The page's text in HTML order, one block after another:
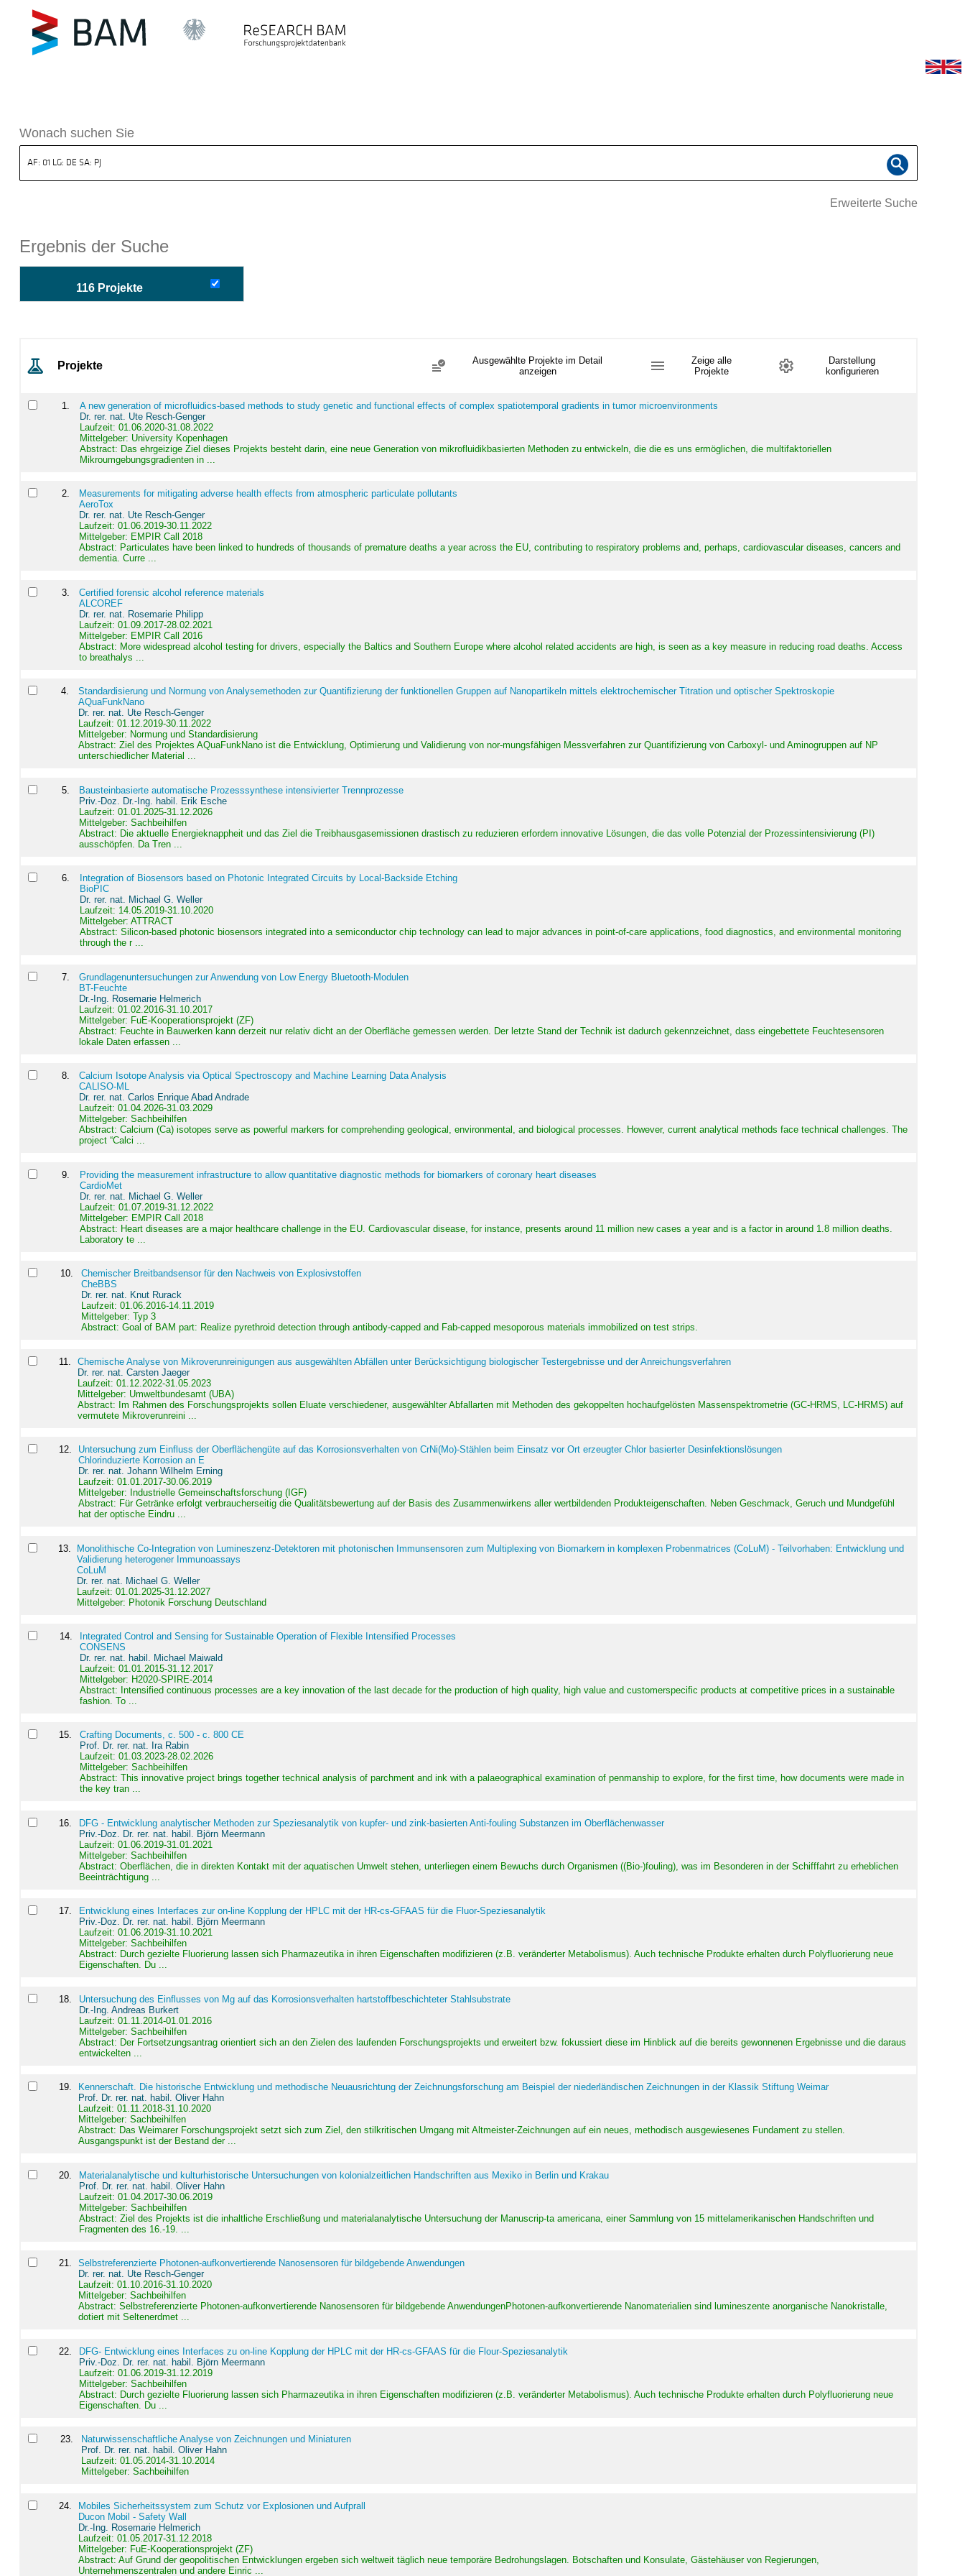
ReSEARCH BAM
Wonach suchen Sie
Erweiterte Suche
Ergebnis der Suche
116 Projekte
Projekte
Ausgewählte Projekte im Detail
anzeigen
Zeige alle
Projekte
Darstellung
konfigurieren
1
A new generation of microfluidics-based methods to study genetic and functional effects of complex spatiotemporal gradients in tumor microenvironments
Dr. rer. nat. Ute Resch-Genger
Laufzeit: 01.06.2020-31.08.2022
Mittelgeber: University Kopenhagen
Abstract: Das ehrgeizige Ziel dieses Projekts besteht darin, eine neue Generation von mikrofluidikbasierten Methoden zu entwickeln, die die es uns ermöglichen, die multifaktoriellen
Mikroumgebungsgradienten in ...
2.
Measurements for mitigating adverse health effects from atmospheric particulate pollutants
AeroTox
Dr. rer. nat. Ute Resch-Genger
Laufzeit: 01.06.2019-30.11.2022
Mittelgeber: EMPIR Call 2018
Abstract: Particulates have been linked to hundreds of thousands of premature deaths a year across the EU, contributing to respiratory problems and, perhaps, cardiovascular diseases, cancers and
dementia. Curre ...
3.
Certified forensic alcohol reference materials
ALCOREF
Dr. rer. nat. Rosemarie Philipp
Laufzeit: 01.09.2017-28.02.2021
Mittelgeber: EMPIR Call 2016
Abstract: More widespread alcohol testing for drivers, especially the Baltics and Southern Europe where alcohol related accidents are high, is seen as a key measure in reducing road deaths. Access
to breathalys ...
4.
Standardisierung und Normung von Analysemethoden zur Quantifizierung der funktionellen Gruppen auf Nanopartikeln mittels elektrochemischer Titration und optischer Spektroskopie
AQuaFunkNano
Dr. rer. nat. Ute Resch-Genger
Laufzeit: 01.12.2019-30.11.2022
Mittelgeber: Normung und Standardisierung
Abstract:Ziel des Projektes AQuaFunkNano ist die Entwicklung, Optimierung und Validierung von nor-mungsfähigen Messverfahren zur Quantifizierung von Carboxyl- und Aminogruppen auf NP
unterschiedlicher Material ...
5.
Bausteinbasierte automatische Prozesssynthese intensivierter Trennprozesse
Priv.-Doz. Dr.-Ing. habil. Erik Esche
Laufzeit: 01.01.2025-31.12.2026
Mittelgeber: Sachbeihilfen
Abstract: Die aktuelle Energieknappheit und das Ziel die Treibhausgasemissionen drastisch zu reduzieren erfordern innovative Lösungen, die das volle Potenzial der Prozessintensivierung (PI)
ausschöpfen. Da Tren ...
6.
Integration of Biosensors based on Photonic Integrated Circuits by Local-Backside Etching
BioPIC
Dr. rer. nat. Michael G. Weller
Laufzeit: 14.05.2019-31.10.2020
Mittelgeber: ATTRACT
Abstract: Silicon-based photonic biosensors integrated into a semiconductor chip technology can lead to major advances in point-of-care applications, food diagnostics, and environmental monitoring
through the r ...
7.
Grundlagenuntersuchungen zur Anwendung von Low Energy Bluetooth-Modulen
BT-Feuchte
Dr.-Ing. Rosemarie Helmerich
Laufzeit: 01.02.2016-31.10.2017
Mittelgeber: FuE-Kooperationsprojekt (ZF)
Abstract: Feuchte in Bauwerken kann derzeit nur relativ dicht an der Oberfläche gemessen werden. Der letzte Stand der Technik ist dadurch gekennzeichnet, dass eingebettete Feuchtesensoren
lokale Daten erfassen ...
8.
Calcium Isotope Analysis via Optical Spectroscopy and Machine Learning Data Analysis
CALISO-ML
Dr. rer. nat. Carlos Enrique Abad Andrade
Laufzeit: 01.04.2026-31.03.2029
Mittelgeber: Sachbeihilfen
Abstract:Calcium (Ca) isotopes serve as powerful markers for comprehending geological, environmental, and biological processes. However, current analytical methods face technical challenges. The
project “Calci ...
9
Providing the measurement infrastructure to allow quantitative diagnostic methods for biomarkers of coronary heart diseases
CardioMet
Dr. rer. nat. Michael G. Weller
Laufzeit: 01.07.2019-31.12.2022
Mittelgeber: EMPIR Call 2018
Abstract: Heart diseases are a major healthcare challenge in the EU. Cardiovascular disease, for instance, presents around 11 million new cases a year and is a factor in around 1.8 million deaths.
Laboratory te ...
10.
Chemischer Breitbandsensor für den Nachweis von Explosivstoffen
CheBBS
Dr. rer. nat. Knut Rurack
Laufzeit: 01.06.2016-14.11.2019
Mittelgeber: Typ 3
Abstract:Goal of BAM part: Realize pyrethroid detection through antibody-capped and Fab-capped mesoporous materials immobilized on test strips.
11
Chemische Analyse von Mikroverunreinigungen aus ausgewählten Abfällen unter Berücksichtigung biologischer Testergebnisse und der Anreichungsverfahren
Dr. rer. nat. Carsten Jaeger
Laufzeit: 01.12.2022-31.05.2023
Mittelgeber: Umweltbundesamt (UBA)
Abstract: Im Rahmen des Forschungsprojekts sollen Eluate verschiedener, ausgewählter Abfallarten mit Methoden des gekoppelten hochaufgelösten Massenspektrometrie (GC-HRMS, LC-HRMS) auf
vermutete Mikroverunreini ...
12.
Untersuchung zum Einfluss der Oberflächengüte auf das Korrosionsverhalten von CrNi(Mo)-Stählen beim Einsatz vor Ort erzeugter Chlor basierter Desinfektionslösungen
Chlorinduzierte Korrosion an E
Dr. rer. nat. Johann Wilhelm Erning
Laufzeit: 01.01.2017-30.06.2019
Mittelgeber: Industrielle Gemeinschaftsforschung (IGF)
Abstract: Für Getränke erfolgt verbraucherseitig die Qualitätsbewertung auf der Basis des Zusammenwirkens aller wertbildenden Produkteigenschaften. Neben Geschmack, Geruch und Mundgefühl
hat der optische Eindru ...
13.
Monolithische Co-Integration von Lumineszenz-Detektoren mit photonischen Immunsensoren zum Multiplexing von Biomarkern in komplexen Probenmatrices (CoLuM) - Teilvorhaben: Entwicklung und
Validierung heterogener Immunoassays
CoLuM
Dr. rer. nat. Michael G. Weller
Laufzeit: 01.01.2025-31.12.2027
Mittelgeber: Photonik Forschung Deutschland
14.
Integrated Control and Sensing for Sustainable Operation of Flexible Intensified Processes
CONSENS
Dr. rer. nat. habil. Michael Maiwald
Laufzeit: 01.01.2015-31.12.2017
Mittelgeber: H2020-SPIRE-2014
Abstract: Intensified continuous processes are a key innovation of the last decade for the production of high quality, high value and customerspecific products at competitive prices in a sustainable
fashion. To ...
15.
Crafting Documents, c. 500 - c. 800 CE
Prof. Dr. rer. nat. Ira Rabin
Laufzeit: 01.03.2023-28.02.2026
Mittelgeber: Sachbeihilfen
Abstract: This innovative project brings together technical analysis of parchment and ink with a palaeographical examination of penmanship to explore, for the first time, how documents were made in
the key tran ...
16
DFG - Entwicklung analytischer Methoden zur Speziesanalytik von kupfer- und zink-basierten Anti-fouling Substanzen im Oberflächenwasser
Priv.-Doz. Dr. rer. nat. habil. Björn Meermann
Laufzeit: 01.06.2019-31.01.2021
Mittelgeber: Sachbeihilfen
Abstract:Oberflächen, die in direkten Kontakt mit der aquatischen Umwelt stehen, unterliegen einem Bewuchs durch Organismen ((Bio-)fouling), was im Besonderen in der Schifffahrt zu erheblichen
Beeinträchtigung ...
17.
Entwicklung eines Interfaces zur on-line Kopplung der HPLC mit der HR-cs-GFAAS für die Fluor-Speziesanalytik
Priv.-Doz. Dr. rer. nat. habil. Björn Meermann
Laufzeit: 01.06.2019-31.10.2021
Mittelgeber: Sachbeihilfen
Abstract: Durch gezielte Fluorierung lassen sich Pharmazeutika in ihren Eigenschaften modifizieren (z.B. veränderter Metabolismus). Auch technische Produkte erhalten durch Polyfluorierung neue
Eigenschaften. Du ...
18
Untersuchung des Einflusses von Mg auf das Korrosionsverhalten hartstoffbeschichteter Stahlsubstrate
Dr.-Ing. Andreas Burkert
Laufzeit: 01.11.2014-01.01.2016
Mittelgeber: Sachbeihilfen
Abstract: Der Fortsetzungsantrag orientiert sich an den Zielen des laufenden Forschungsprojekts und erweitert bzw. fokussiert diese im Hinblick auf die bereits gewonnenen Ergebnisse und die daraus
entwickelten ...
19.
Kennerschaft. Die historische Entwicklung und methodische Neuausrichtung der Zeichnungsforschung am Beispiel der niederländischen Zeichnungen in der Klassik Stiftung Weimar
Prof. Dr. rer. nat. habil. Oliver Hahn
Laufzeit: 01.11.2018-31.10.2020
Mittelgeber: Sachbeihilfen
Abstract: Das Weimarer Forschungsprojekt setzt sich zum Ziel, den stilkritischen Umgang mit Altmeister-Zeichnungen auf ein neues, methodisch ausgewiesenes Fundament zu stellen.
Ausgangspunkt ist der Bestand der ...
20
Materialanalytische und kulturhistorische Untersuchungen von kolonialzeitlichen Handschriften aus Mexiko in Berlin und Krakau
Prof. Dr. rer. nat. habil. Oliver Hahn
Laufzeit: 01.04.2017-30.06.2019
Mittelgeber: Sachbeihilfen
Abstract: Ziel des Projekts ist die inhaltliche Erschließung und materialanalytische Untersuchung der Manuscrip-ta americana, einer Sammlung von 15 mittelamerikanischen Handschriften und
Fragmenten des 16.-19. ...
21.
Selbstreferenzierte Photonen-aufkonvertierende Nanosensoren für bildgebende Anwendungen
Dr. rer. nat. Ute Resch-Genger
Laufzeit: 01.10.2016-31.10.2020
Mittelgeber: Sachbeihilfen
Abstract:Selbstreferenzierte Photonen-aufkonvertierende Nanosensoren für bildgebende AnwendungenPhotonen-aufkonvertierende Nanomaterialien sind lumineszente anorganische Nanokristalle,
dotiert mit Seltenerdmet ...
22
DFG- Entwicklung eines Interfaces zu on-line Kopplung der HPLC mit der HR-cs-GFAAS für die Flour-Speziesanalytik
Priv.-Doz. Dr. rer. nat. habil. Björn Meermann
Laufzeit: 01.06.2019-31.12.2019
Mittelgeber: Sachbeihilfen
Abstract: Durch gezielte Fluorierung lassen sich Pharmazeutika in ihren Eigenschaften modifizieren (z.B. veränderter Metabolismus). Auch technische Produkte erhalten durch Polyfluorierung neue
Eigenschaften. Du ...
23.
Naturwissenschaftliche Analyse von Zeichnungen und Miniaturen
Prof. Dr. rer. nat. habil. Oliver Hahn
Laufzeit: 01.05.2014-31.10.2014
Mittelgeber: Sachbeihilfen
24.
Mobiles Sicherheitssystem zum Schutz vor Explosionen und Aufprall
Ducon Mobil - Safety Wall
Dr.-Ing. Rosemarie Helmerich
Laufzeit: 01.05.2017-31.12.2018
Mittelgeber: FuE-Kooperationsprojekt (ZF)
Abstract:Auf Grund der geopolitischen Entwicklungen ergeben sich weltweit täglich neue temporäre Bedrohungslagen. Botschaften und Konsulate, Gästehäuser von Regierungen,
Unternehmenszentralen und andere Einric ...